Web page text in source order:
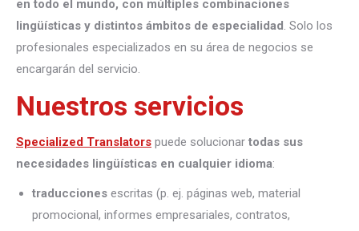
en todo el mundo, con múltiples combinaciones
lingüísticas y distintos ámbitos de especialidad. Solo los
profesionales especializados en su área de negocios se
encargarán del servicio.
Nuestros servicios
Specialized Translators puede solucionar todas sus
necesidades lingüísticas en cualquier idioma:
traducciones escritas (p. ej. páginas web, material
promocional, informes empresariales, contratos,